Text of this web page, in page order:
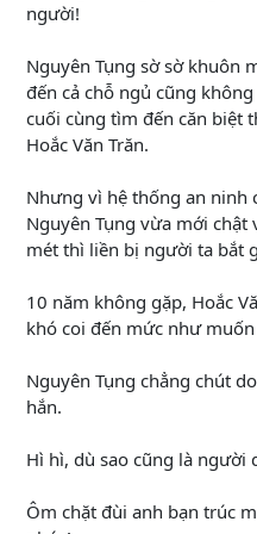
người!
Nguyên Tụng sờ sờ khuôn
đến cả chỗ ngủ cũng
cuối cùng tìm đến căn biệt
Hoắc Văn Trăn.
Nhưng vì hệ thống an ninh
Nguyên Tụng vừa mới
mét thì liền bị người ta bắt
10 năm không gặp, Hoắc
khó coi đến mức như
Nguyên Tụng chẳng chút
hắn.
Hì hì, dù sao cũng là người
Ôm chặt đùi anh bạn trúc